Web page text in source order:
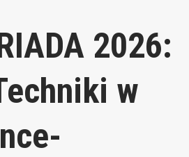
2026:
w